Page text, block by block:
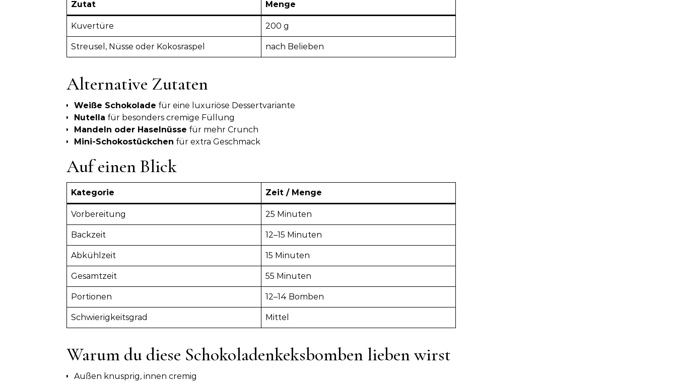
Zutat Menge
Kuvertüre 200 g
Streusel, Nüsse oder Kokosraspel nach Belieben
Alternative Zutaten
Weiße Schokolade für eine luxuriöse Dessertvariante
Nutella für besonders cremige Füllung
Mandeln oder Haselnüsse für mehr Crunch
Mini-Schokostückchen für extra Geschmack
Auf einen Blick
Kategorie Zeit / Menge
Vorbereitung 25 Minuten
Backzeit 12–15 Minuten
Abkühlzeit 15 Minuten
Gesamtzeit 55 Minuten
Portionen 12–14 Bomben
Schwierigkeitsgrad Mittel
Warum du diese Schokoladenkeksbomben lieben wirst
Außen knusprig, innen cremig